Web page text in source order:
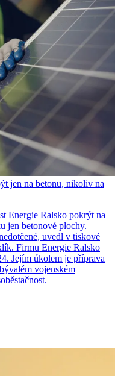
jen na betonu, nikoliv na
Energie Ralsko pokrýt na
jen betonové plochy.
uvedl v tiskové
Firmu Energie Ralsko
Jejím úkolem je příprava
vojenském